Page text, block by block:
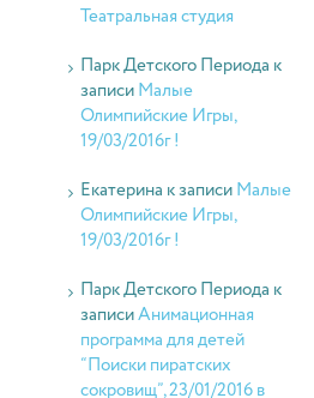
Театральная студия
Парк Детского Периода к
записиМалые
Олимпийские Игры,
19/03/2016г !
Екатерина к записиМалые
Олимпийские Игры,
19/03/2016г !
Парк Детского Периода к
записиАнимационная
программа для детей
“Поиски пиратских
сокровищ”, 23/01/2016 в